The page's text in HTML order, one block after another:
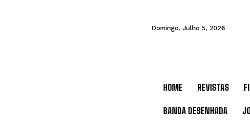
Domingo, Julho 5, 2026
HOME REVISTAS
BANDA DESENHADA